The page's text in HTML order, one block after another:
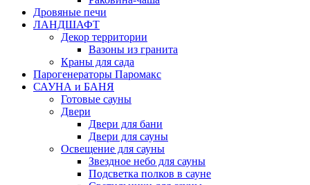
Дровяные печи
ЛАНДШАФТ
Декор территории
Вазоны из гранита
Краны для сада
Парогенераторы Паромакс
САУНА и БАНЯ
Готовые сауны
Двери
Двери для бани
Двери для сауны
Освещение для сауны
Звездное небо для сауны
Подсветка полков в сауне